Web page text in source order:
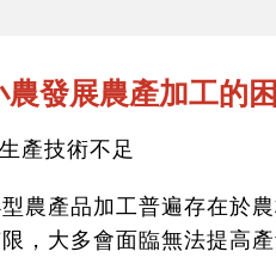
農發展農產加工的
產技術不足
農產品加工普遍存在於
，大多會面臨無法提高產